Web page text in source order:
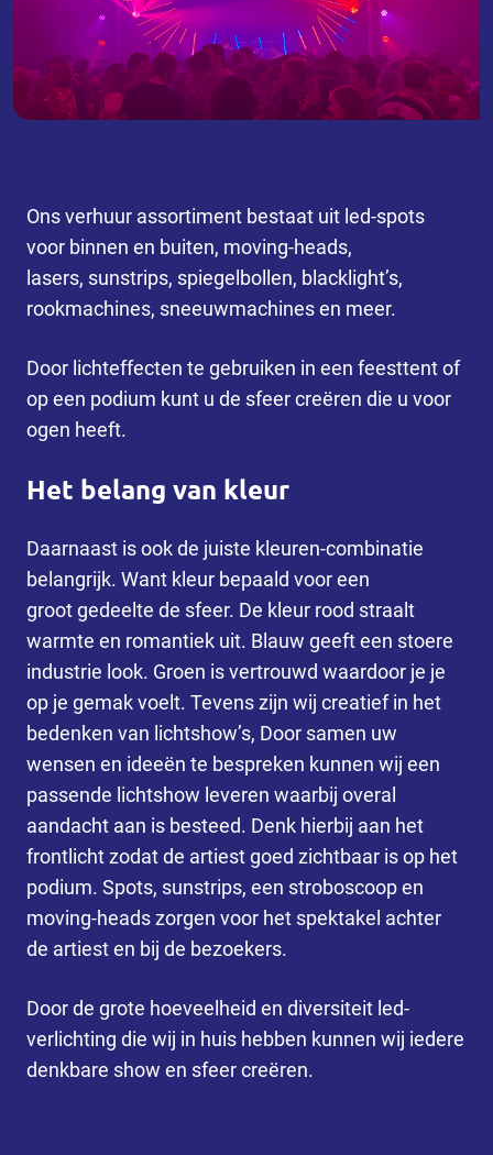
Ons verhuur assortiment bestaat uit led-spots
voor binnen en buiten, moving-heads,
lasers, sunstrips, spiegelbollen, blacklight’s,
rookmachines, sneeuwmachines en meer.
Door lichteffecten te gebruiken in een feesttent of
op een podium kunt u de sfeer creëren die u voor
ogen heeft.
Het belang van kleur
Daarnaast is ook de juiste kleuren-combinatie
belangrijk. Want kleur bepaald voor een
groot gedeelte de sfeer. De kleur rood straalt
warmte en romantiek uit. Blauw geeft een stoere
industrie look. Groen is vertrouwd waardoor je je
op je gemak voelt. Tevens zijn wij creatief in het
bedenken van lichtshow’s, Door samen uw
wensen en ideeën te bespreken kunnen wij een
passende lichtshow leveren waarbij overal
aandacht aan is besteed. Denk hierbij aan het
frontlicht zodat de artiest goed zichtbaar is op het
podium. Spots, sunstrips, een stroboscoop en
moving-heads zorgen voor het spektakel achter
de artiest en bij de bezoekers.
Door de grote hoeveelheid en diversiteit led-
verlichting die wij in huis hebben kunnen wij iedere
denkbare show en sfeer creëren.